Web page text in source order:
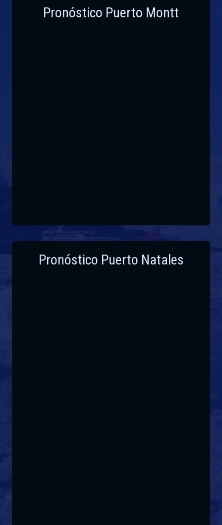
Pronóstico Puerto Montt
Pronóstico Puerto Natales